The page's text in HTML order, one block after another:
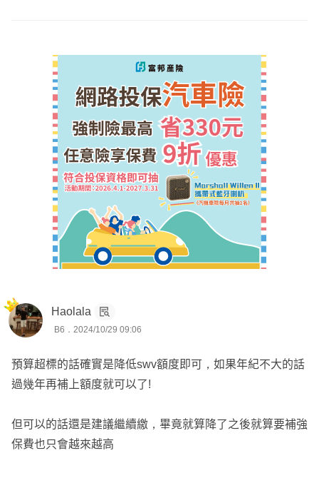
遠雄:癌症險(一次金+療程型)
國泰:終身防癌(療程型)
三商:癌症一次金
♦️舊保單規劃的很棒，尤其是富邦意外險請務必好好保留
目前若有預算考量，富邦重大傷病SWV可以考慮先調降保
額，建議同時把其他保障內容貼上，再給您更精準的建議唷
以上回答希望有幫助到您
Yun服務於錠嵂保經，全台都有服務，已實際協助版上逾百
位保戶規劃專屬的保障
想要進一步諮詢歡迎主動點擊『放大鏡聯絡資訊』,留下您
Haolala
B6．2024/10/29 09:06
預算超標的話確實是降低swv額度即可，如果年紀不大的話
過幾年再補上額度就可以了!
但可以的話還是建議繼續繳，畢竟就算降了之後就算要補強
保費也只會越來越高